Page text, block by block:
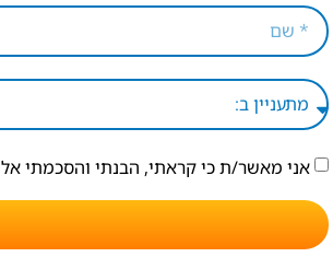
אני מאשר/ת כי קראתי, הבנתי והסכמתי אל